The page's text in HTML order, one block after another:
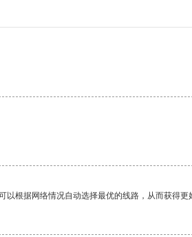
根据网络情况自动选择最优的线路，从而获得更